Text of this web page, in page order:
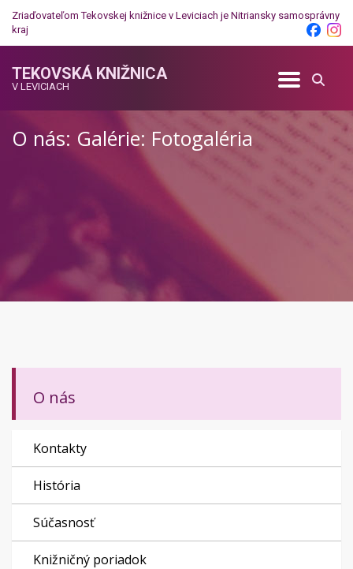
Zriaďovateľom Tekovskej knižnice v Leviciach je Nitriansky samosprávny
kraj
TEKOVSKÁ KNIŽNICA
V LEVICIACH
O nás: Galérie: Fotogaléria
O nás
Kontakty
História
Súčasnosť
Knižničný poriadok